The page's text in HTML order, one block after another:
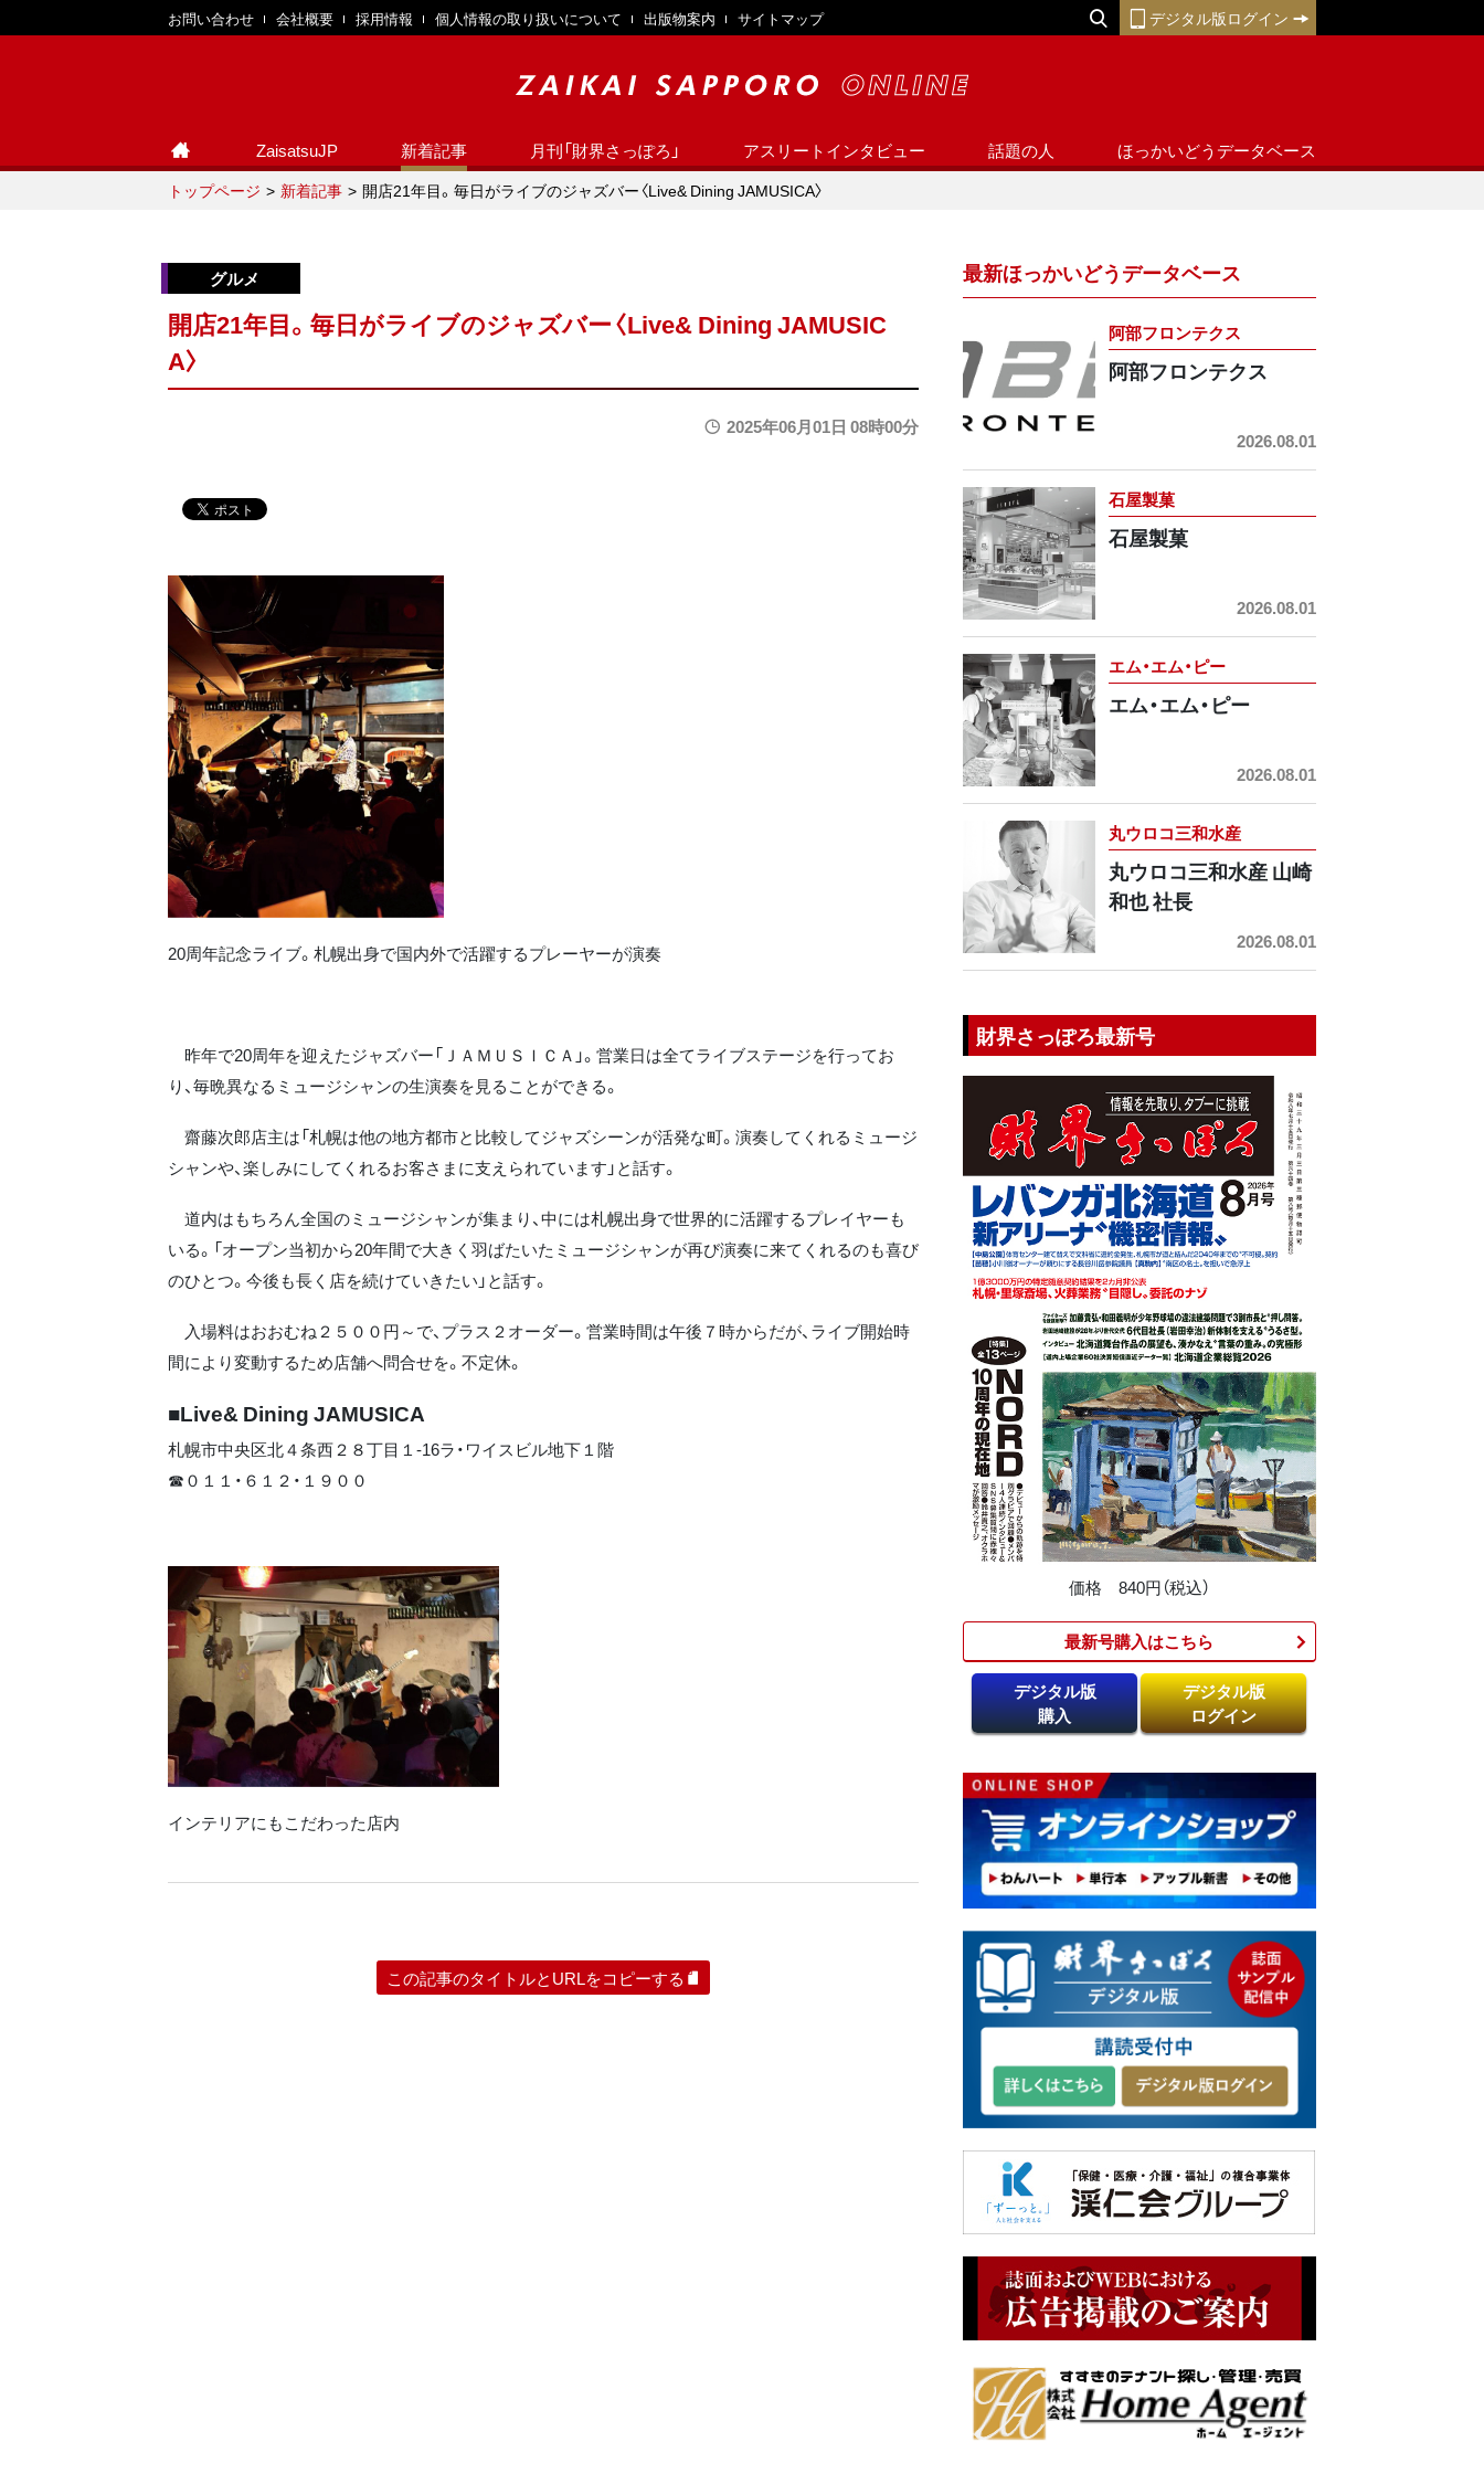
お問い合わせ 会社概要 採用情報 個人情報の取り扱いについて 出版物案内 サイトマップ デジタル版ログイン
ZaisatsuJP 新着記事 月刊「財界さっぽろ」 アスリートインタビュー 話題の人 ほっかいどうデータベース
トップページ 新着記事 開店21年目。毎日がライブのジャズバー〈Live& Dining JAMUSICA〉
開店21年目。毎日がライブのジャズバー〈Live& Dining JAMUSIC
A〉
2025年06月01日 08時00分
20周年記念ライブ。札幌出身で国内外で活躍するプレーヤーが演奏
昨年で20周年を迎えたジャズバー「ＪＡＭＵＳＩＣＡ」。営業日は全てライブステージを行ってお
り、毎晩異なるミュージシャンの生演奏を見ることができる。
齋藤次郎店主は「札幌は他の地方都市と比較してジャズシーンが活発な町。演奏してくれるミュージ
シャンや、楽しみにしてくれるお客さまに支えられています」と話す。
道内はもちろん全国のミュージシャンが集まり、中には札幌出身で世界的に活躍するプレイヤーも
いる。「オープン当初から20年間で大きく羽ばたいたミュージシャンが再び演奏に来てくれるのも喜び
のひとつ。今後も長く店を続けていきたい」と話す。
入場料はおおむね２５００円～で、プラス２オーダー。営業時間は午後７時からだが、ライブ開始時
間により変動するため店舗へ問合せを。不定休。
■Live& Dining JAMUSICA
札幌市中央区北４条西２８丁目１‐16ラ・ワイスビル地下１階
☎０１１・６１２・１９００
インテリアにもこだわった店内
この記事のタイトルとURLをコピーする
最新ほっかいどうデータベース
阿部フロンテクス
阿部フロンテクス
2026.08.01
石屋製菓
石屋製菓
2026.08.01
エム・エム・ピー
エム・エム・ピー
2026.08.01
丸ウロコ三和水産
丸ウロコ三和水産 山崎
和也 社長
2026.08.01
財界さっぽろ最新号
価格 840円（税込）
最新号購入はこちら​
デジタル版
購入
デジタル版
ログイン